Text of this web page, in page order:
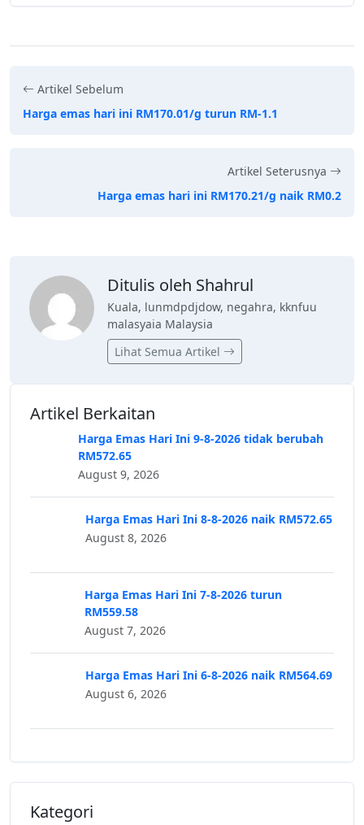
Artikel Sebelum
Harga emas hari ini RM170.01/g turun RM-1.1
Artikel Seterusnya
Harga emas hari ini RM170.21/g naik RM0.2
Ditulis oleh Shahrul
Kuala, lunmdpdjdow, negahra, kknfuu
malasyaia Malaysia
Lihat Semua Artikel
Artikel Berkaitan
Harga Emas Hari Ini 9-8-2026 tidak berubah
RM572.65
August 9, 2026
Harga Emas Hari Ini 8-8-2026 naik RM572.65
August 8, 2026
Harga Emas Hari Ini 7-8-2026 turun
RM559.58
August 7, 2026
Harga Emas Hari Ini 6-8-2026 naik RM564.69
August 6, 2026
Kategori